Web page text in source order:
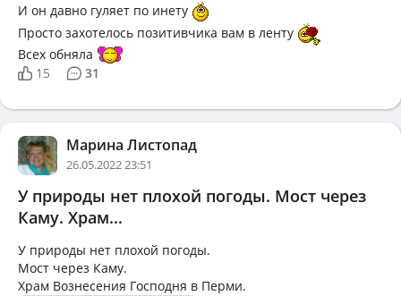
И он давно гуляет по инету
Просто захотелось позитивчика вам в ленту
Всех обняла
15
31
Марина Листопад
26.05.2022 23:51
У природы нет плохой погоды. Мост через
Каму. Храм...
У природы нет плохой погоды.
Мост через Каму.
Храм Вознесения Господня в Перми.